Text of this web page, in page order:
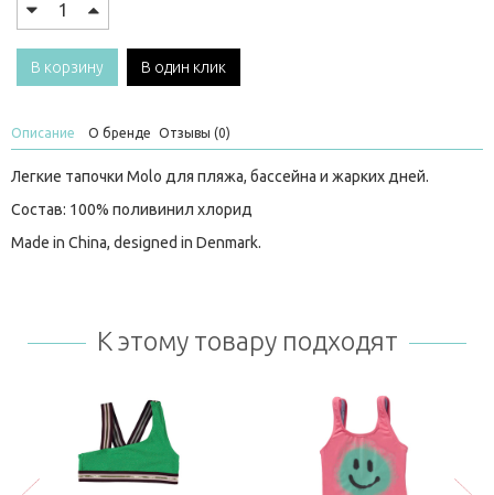
В корзину В один клик
Описание О бренде Отзывы (0)
Легкие тапочки Molo для пляжа, бассейна и жарких дней.
Состав: 100% поливинил хлорид
Made in China, designed in Denmark.
К этому товару подходят